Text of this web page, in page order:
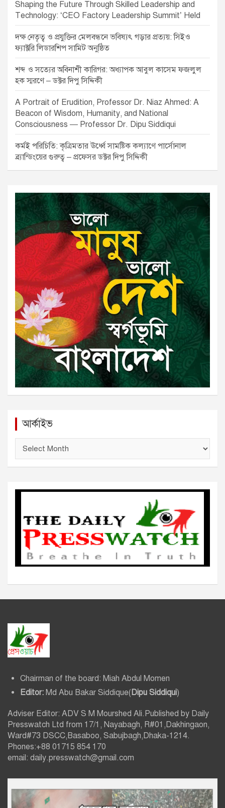
Shaping the Future Through Skilled Leadership and
Technology: ‘CEO Factory Leadership Summit’ Held
দক্ষ নেতৃত্ব ও প্রযুক্তির মেলবন্ধনে ভবিষ্যৎ গড়ার প্রত্যয়: সিইও
ফ্যাক্টরি লিডারশিপ সামিট অনুষ্ঠিত
শব্দ ও সত্যের অবিনাশী কারিগর: অধ্যাপক আবুল কাসেম ফজলুল
হক স্মরণে – ডক্টর দিপু সিদ্দিকী
A Portrait of Erudition, Professor Dr. Niaz Ahmed: A
Beacon of Wisdom, Humanity, and National
Consciousness — Professor Dr. Dipu Siddiqui
কর্মই পরিচিতি: কৃত্রিমতার ঊর্ধ্বে সামষ্টিক কল্যাণে পার্সোনাল
ব্র্যান্ডিংয়ের গুরুত্ব – প্রফেসর ডক্টর দিপু সিদ্দিকী
আর্কাইভ
ই
Chairman of the board: Miah Abdul Momen
Editor: Md Abu Bakar Siddique(Dipu Siddiqui)
Adviser Editor: ADV S M Mourshed Ali.Published by Daily
Presswatch Ltd from 17/1, Nayabagh, R#01,Dakhingaon,
Ward#73 DSCC,Basaboo, Sabujbagh,Dhaka-1214.
Phones:+88 01715 854 170
email: daily.presswatch@gmail.com